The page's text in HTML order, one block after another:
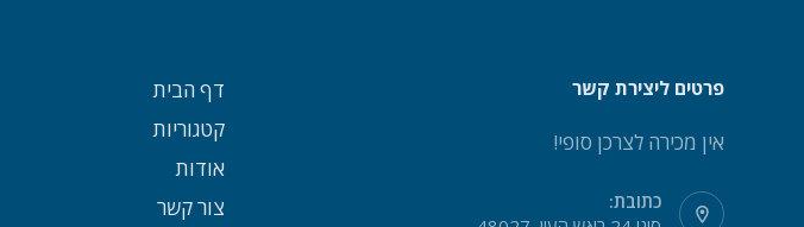
פרטים ליצירת קשר
אין מכירה לצרכן סופי!
כתובת:
דף הבית
קטגוריות
אודות
צור קשר